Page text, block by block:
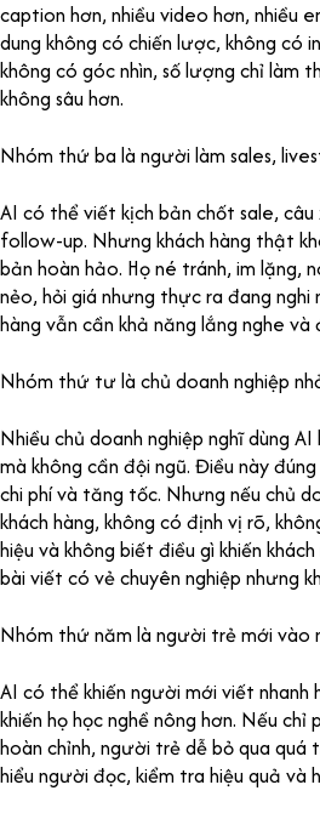
caption hơn, nhiều video hơn, nhiều
dung không có chiến lược, không có
không có góc nhìn, số lượng chỉ làm
không sâu hơn.
Nhóm thứ ba là người làm sales,
AI có thể viết kịch bản chốt sale,
follow-up. Nhưng khách hàng thật
bản hoàn hảo. Họ né tránh, im lặng,
nẻo, hỏi giá nhưng thực ra đang
hàng vẫn cần khả năng lắng nghe và
Nhóm thứ tư là chủ doanh nghiệp
Nhiều chủ doanh nghiệp nghĩ dùng
mà không cần đội ngũ. Điều này
chi phí và tăng tốc. Nhưng nếu chủ
khách hàng, không có định vị rõ,
hiệu và không biết điều gì khiến
bài viết có vẻ chuyên nghiệp nhưng
Nhóm thứ năm là người trẻ mới vào
AI có thể khiến người mới viết
khiến họ học nghề nông hơn. Nếu
hoàn chỉnh, người trẻ dễ bỏ qua quá
hiểu người đọc, kiểm tra hiệu quả và